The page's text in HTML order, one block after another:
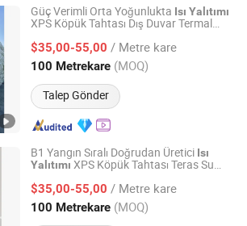
Güç Verimli Orta Yoğunlukta Isı Yalıtımı
XPS Köpük Tahtası Dış Duvar Termal
$35,00-55,00 / Metre kare
100 Metrekare (MOQ)
Talep Gönder
Insulation Materials Co., Ltd.
Fiyat 2026
B1 Yangın Sıralı Doğrudan Üretici Isı
Yalıtımı XPS Köpük Tahtası Teras Su
$35,00-55,00 / Metre kare
100 Metrekare (MOQ)
Insulation Materials Co., Ltd.
Fiyat 2026